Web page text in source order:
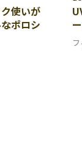
使いが
ポロシ